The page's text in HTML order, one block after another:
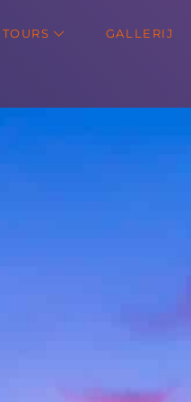
TOURS GALLERIJ